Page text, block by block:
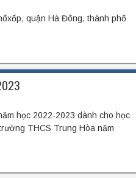
quận Hà Đông, thành phố
học 2022-2023 dành cho học
THCS Trung Hòa năm